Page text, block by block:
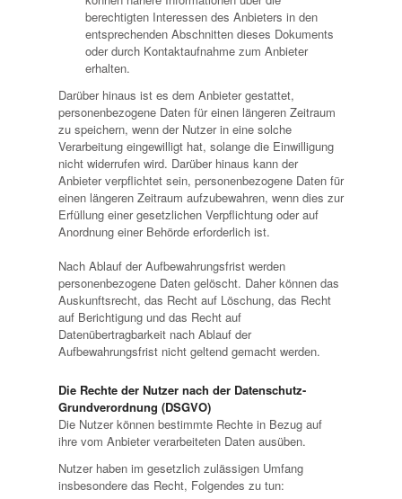
berechtigten Interessen des Anbieters in den
entsprechenden Abschnitten dieses Dokuments
oder durch Kontaktaufnahme zum Anbieter
erhalten.
Darüber hinaus ist es dem Anbieter gestattet,
personenbezogene Daten für einen längeren Zeitraum
zu speichern, wenn der Nutzer in eine solche
Verarbeitung eingewilligt hat, solange die Einwilligung
nicht widerrufen wird. Darüber hinaus kann der
Anbieter verpflichtet sein, personenbezogene Daten für
einen längeren Zeitraum aufzubewahren, wenn dies zur
Erfüllung einer gesetzlichen Verpflichtung oder auf
Anordnung einer Behörde erforderlich ist.
Nach Ablauf der Aufbewahrungsfrist werden
personenbezogene Daten gelöscht. Daher können das
Auskunftsrecht, das Recht auf Löschung, das Recht
auf Berichtigung und das Recht auf
Datenübertragbarkeit nach Ablauf der
Aufbewahrungsfrist nicht geltend gemacht werden.
Die Rechte der Nutzer nach der Datenschutz-
Grundverordnung (DSGVO)
Die Nutzer können bestimmte Rechte in Bezug auf
ihre vom Anbieter verarbeiteten Daten ausüben.
Nutzer haben im gesetzlich zulässigen Umfang
insbesondere das Recht, Folgendes zu tun: